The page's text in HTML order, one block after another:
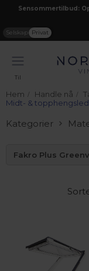
Sensommertilbud:
Selskap Privat
Til
Hem Handle nå
Midt- &
Kategorier
Fakro Plus